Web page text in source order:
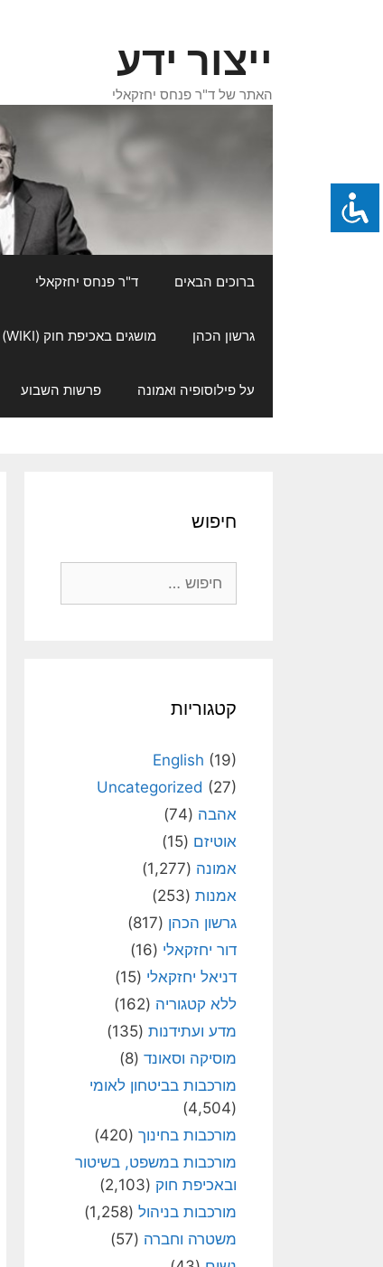
ייצור ידע
האתר של ד"ר פנחס יחזקאלי
ברוכים הבאים ד"ר פנחס יחזקאלי
גרשון הכהן מושגים באכיפת חוק (WIKI)
על פילוסופיה ואמונה פרשות השבוע
חיפוש
קטגוריות
English (19)
Uncategorized (27)
אהבה (74)
אוטיזם (15)
אמונה (1,277)
אמנות (253)
גרשון הכהן (817)
דור יחזקאלי (16)
דניאל יחזקאלי (15)
ללא קטגוריה (162)
מדע ועתידנות (135)
מוסיקה וסאונד (8)
מורכבות בביטחון לאומי
(4,504)
מורכבות בחינוך (420)
מורכבות במשפט, בשיטור
ובאכיפת חוק (2,103)
מורכבות בניהול (1,258)
משטרה וחברה (57)